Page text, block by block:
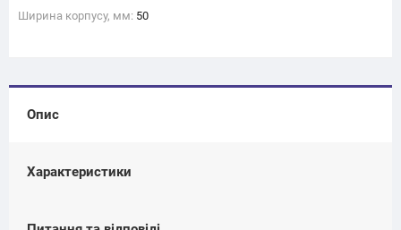
Ширина корпусу, мм: 50
Опис
Характеристики